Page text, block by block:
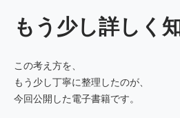
もう少し詳しく
この考え方を、
もう少し丁寧に整理したのが、
今回公開した電子書籍です。